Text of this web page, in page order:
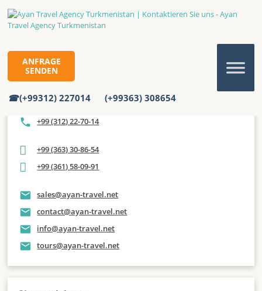
(+99312) 227014 (+99363) 308654
ANFRAGE
SENDEN
KONTAKTIEREN SIE UNS
Kontaktieren Sie uns direkt
+99 (312) 22-70-05
+99 (312) 22-70-14
+99 (363) 30-86-54
+99 (361) 58-09-91
sales@ayan-travel.net
contact@ayan-travel.net
info@ayan-travel.net
tours@ayan-travel.net